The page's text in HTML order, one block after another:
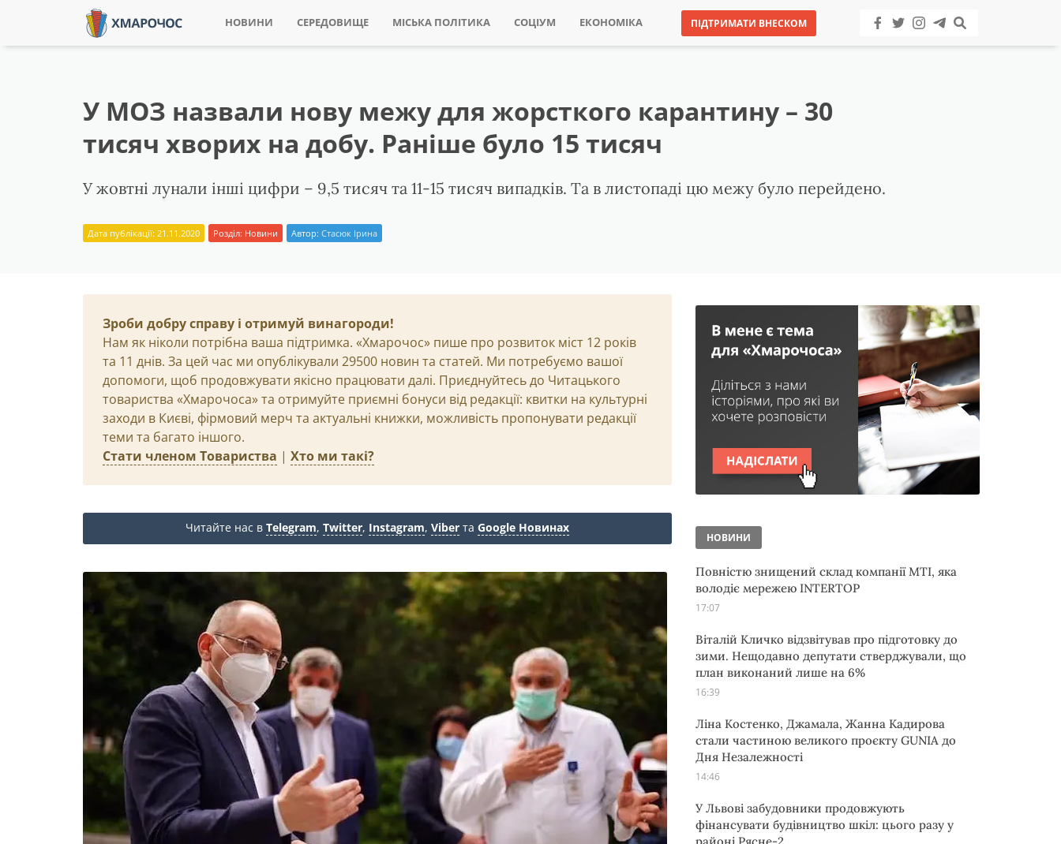
НОВИНИ СЕРЕДОВИЩЕ МІСЬКА ПОЛІТИКА СОЦІУМ ЕКОНОМІКА ПІДТРИМАТИ ВНЕСКОМ
У МОЗ назвали нову межу для жорсткого карантину – 30
тисяч хворих на добу. Раніше було 15 тисяч
У жовтні лунали інші цифри – 9,5 тисяч та 11-15 тисяч випадків. Та в листопаді цю межу було перейдено.
Дата публікації: 21.11.2020 Розділ: Новини Автор: Стасюк Ірина
Зроби добру справу і отримуй винагороди!
Нам як ніколи потрібна ваша підтримка. «Хмарочос» пише про розвиток міст 12 років
та 11 днів. За цей час ми опублікували 29500 новин та статей. Ми потребуємо вашої
допомоги, щоб продовжувати якісно працювати далі. Приєднуйтесь до Читацького
товариства «Хмарочоса» та отримуйте приємні бонуси від редакції: квитки на культурні
заходи в Києві, фірмовий мерч та актуальні книжки, можливість пропонувати редакції
теми та багато іншого.
Стати членом Товариства | Хто ми такі?
Читайте нас в Telegram, Twitter, Instagram, Viber та Google Новинах
НОВИНИ
Повністю знищений склад компанії MTI, яка
володіє мережею INTERTOP
17:07
Віталій Кличко відзвітував про підготовку до
зими. Нещодавно депутати стверджували, що
план виконаний лише на 6%
16:39
Ліна Костенко, Джамала, Жанна Кадирова
стали частиною великого проєкту GUNIA до
Дня Незалежності
14:46
У Львові забудовники продовжують
фінансувати будівництво шкіл: цього разу у